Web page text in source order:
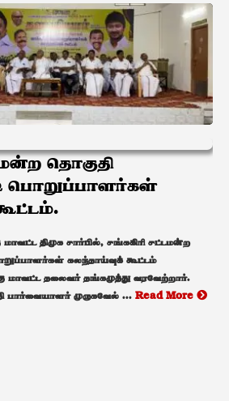
தொகுதி
பொறுப்பாளர்கள்
திமுக சார்பில், சங்ககிரி சட்டமன்ற
கலந்தாய்வுக் கூட்டம்
மாவட்ட தலைவர் தங்கமுத்து வரவேற்றார்.
பார்வையாளர் முருகவேல் ... Read More